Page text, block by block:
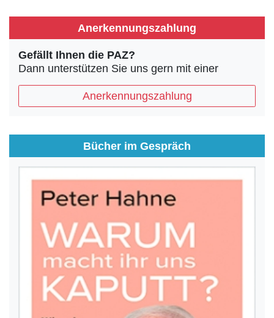
Anerkennungszahlung
Gefällt Ihnen die PAZ?
Dann unterstützen Sie uns gern mit einer
Anerkennungszahlung
Bücher im Gespräch